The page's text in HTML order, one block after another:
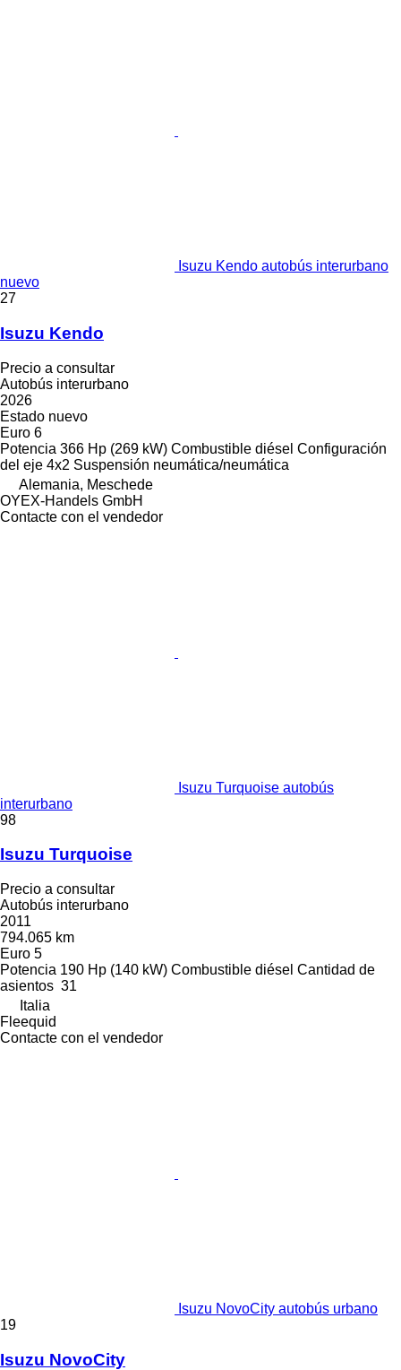
Isuzu Kendo autobús interurbano
nuevo
27
Isuzu Kendo
Precio a consultar
Autobús interurbano
2026
Estado nuevo
Euro 6
Potencia 366 Hp (269 kW) Combustible diésel Configuración
del eje 4x2 Suspensión neumática/neumática
Alemania, Meschede
OYEX-Handels GmbH
Contacte con el vendedor
Isuzu Turquoise autobús
interurbano
98
Isuzu Turquoise
Precio a consultar
Autobús interurbano
2011
794.065 km
Euro 5
Potencia 190 Hp (140 kW) Combustible diésel Cantidad de
asientos 31
Italia
Fleequid
Contacte con el vendedor
Isuzu NovoCity autobús urbano
19
Isuzu NovoCity